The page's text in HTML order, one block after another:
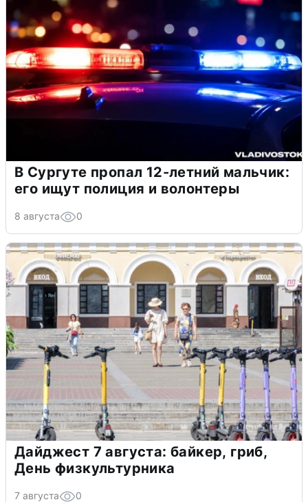
В Сургуте пропал 12-летний мальчик:
его ищут полиция и волонтеры
8 августа 0
Дайджест 7 августа: байкер, гриб,
День физкультурника
7 августа 0